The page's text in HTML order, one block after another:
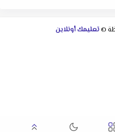
©تعليمك أونلاين